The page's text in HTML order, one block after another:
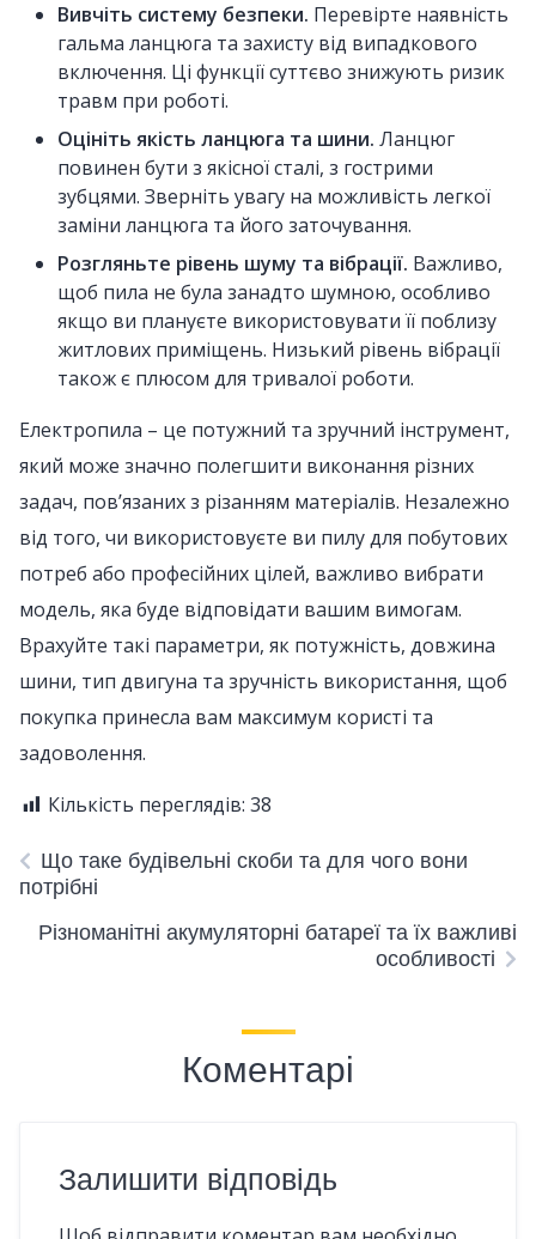
Вивчіть систему безпеки. Перевірте наявність
гальма ланцюга та захисту від випадкового
включення. Ці функції суттєво знижують ризик
травм при роботі.
Оцініть якість ланцюга та шини. Ланцюг
повинен бути з якісної сталі, з гострими
зубцями. Зверніть увагу на можливість легкої
заміни ланцюга та його заточування.
Розгляньте рівень шуму та вібрації. Важливо,
щоб пила не була занадто шумною, особливо
якщо ви плануєте використовувати її поблизу
житлових приміщень. Низький рівень вібрації
також є плюсом для тривалої роботи.
Електропила – це потужний та зручний інструмент,
який може значно полегшити виконання різних
задач, пов’язаних з різанням матеріалів. Незалежно
від того, чи використовуєте ви пилу для побутових
потреб або професійних цілей, важливо вибрати
модель, яка буде відповідати вашим вимогам.
Врахуйте такі параметри, як потужність, довжина
шини, тип двигуна та зручність використання, щоб
покупка принесла вам максимум користі та
задоволення.
Кількість переглядів: 38
Що таке будівельні скоби та для чого вони
потрібні
Різноманітні акумуляторні батареї та їх важливі
особливості
Коментарі
Залишити відповідь